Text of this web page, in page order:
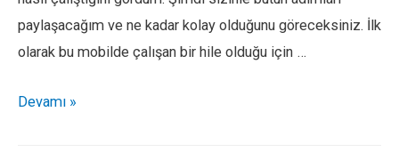
paylaşacağım ve ne kadar kolay olduğunu göreceksiniz. İlk
olarak bu mobilde çalışan bir hile olduğu için …
Fun
Devamı »